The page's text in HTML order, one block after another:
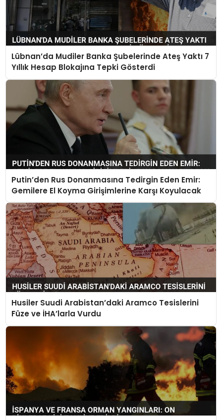
Lübnan’da Mudiler Banka Şubelerinde Ateş Yaktı 7
Yıllık Hesap Blokajına Tepki Gösterdi
Putin’den Rus Donanmasına Tedirgin Eden Emir:
Gemilere El Koyma Girişimlerine Karşı Koyulacak
Husiler Suudi Arabistan’daki Aramco Tesislerini
Füze ve İHA’larla Vurdu